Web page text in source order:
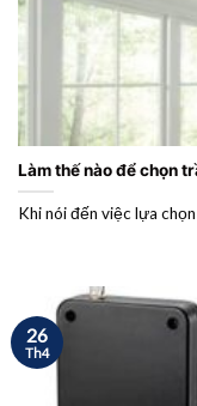
Làm thế nào để chọn
Khi nói đến việc lựa
26
Th4